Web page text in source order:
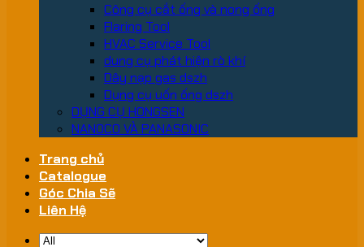
Công cụ cắt ống và nong ống
Flaring Tool
HVAC Service Tool
dung cụ phát hiện rò khí
Dây nạp gas dszh
Dụng cụ uốn ống dszh
DỤNG CỤ HONGSEN
NANOCO VÀ PANASONIC
Trang chủ
Catalogue
Góc Chia Sẽ
Liên Hệ